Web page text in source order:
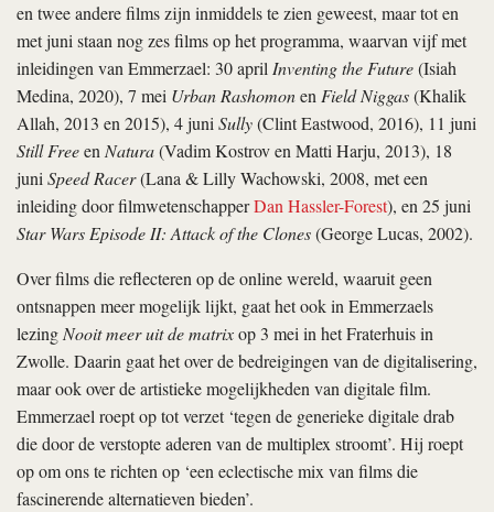
en twee andere films zijn inmiddels te zien geweest, maar tot en
met juni staan nog zes films op het programma, waarvan vijf met
inleidingen van Emmerzael: 30 april Inventing the Future(Isiah
Medina, 2020), 7 mei Urban Rashomonen Field Niggas(Khalik
Allah, 2013 en 2015), 4 juni Sully(Clint Eastwood, 2016), 11 juni
Still Freeen Natura(Vadim Kostrov en Matti Harju, 2013), 18
juni Speed Racer(Lana & Lilly Wachowski, 2008, met een
inleiding door filmwetenschapperDan Hassler-Forest), en 25 juni
Star Wars Episode II: Attack of the Clones(George Lucas, 2002).
Over films die reflecteren op de online wereld, waaruit geen
ontsnappen meer mogelijk lijkt, gaat het ook in Emmerzaels
lezing Nooit meer uit de matrixop 3 mei in het Fraterhuis in
Zwolle. Daarin gaat het over de bedreigingen van de digitalisering,
maar ook over de artistieke mogelijkheden van digitale film.
Emmerzael roept op tot verzet ‘tegen de generieke digitale drab
die door de verstopte aderen van de multiplex stroomt’. Hij roept
op om ons te richten op ‘een eclectische mix van films die
fascinerende alternatieven bieden’.